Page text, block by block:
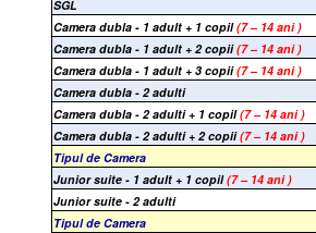
SGL
Camera dubla - 1 adult + 1 copil(7 – 14 ani )
Camera dubla - 1 adult + 2 copii(7 – 14 ani )
Camera dubla - 1 adult + 3 copii(7 – 14 ani )
Camera dubla - 2 adulti
Camera dubla - 2 adulti + 1 copil(7 – 14 ani )
Camera dubla - 2 adulti + 2 copii(7 – 14 ani )
Tipul de Camera
Junior suite - 1 adult + 1 copil(7 – 14 ani )
Junior suite - 2 adulti
Tipul de Camera